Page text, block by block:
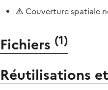
Couverture spatiale
Fichiers (1)
Réutilisations